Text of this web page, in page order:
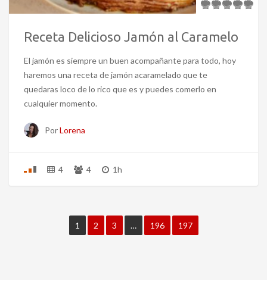
Receta Delicioso Jamón al Caramelo
El jamón es siempre un buen acompañante para todo, hoy
haremos una receta de jamón acaramelado que te
quedaras loco de lo rico que es y puedes comerlo en
cualquier momento.
PorLorena
4 4 1h
1 2 3 … 196 197